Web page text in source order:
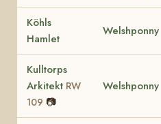
Köhls
Hamlet
Welshponny
Kulltorps
Arkitekt RW
109 📷
Welshponny